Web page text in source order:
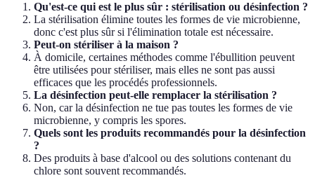
Qu'est-ce qui est le plus sûr : stérilisation ou désinfection ?
La stérilisation élimine toutes les formes de vie microbienne,
donc c'est plus sûr si l'élimination totale est nécessaire.
Peut-on stériliser à la maison ?
À domicile, certaines méthodes comme l'ébullition peuvent
être utilisées pour stériliser, mais elles ne sont pas aussi
efficaces que les procédés professionnels.
La désinfection peut-elle remplacer la stérilisation ?
Non, car la désinfection ne tue pas toutes les formes de vie
microbienne, y compris les spores.
Quels sont les produits recommandés pour la désinfection
?
Des produits à base d'alcool ou des solutions contenant du
chlore sont souvent recommandés.